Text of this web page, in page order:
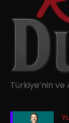
Türkiye’nin ve